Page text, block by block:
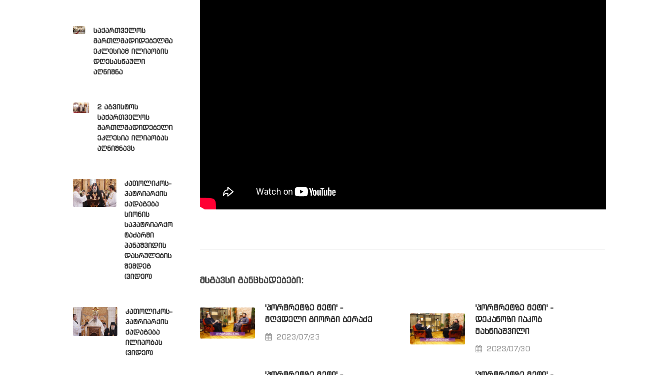
მსგავსი განცხადებები:
'ᲞᲝᲠᲢᲠᲔᲢᲖᲔ ᲛᲔᲢᲘ' -
ᲛᲦᲕᲓᲔᲚᲘ ᲒᲘᲝᲠᲒᲘ ᲑᲔᲠᲐᲫᲔ
2023/07/23
'ᲞᲝᲠᲢᲠᲔᲢᲖᲔ ᲛᲔᲢᲘ' -
ᲓᲔᲙᲐᲜᲝᲖᲘ ᲘᲐᲙᲝᲑ
ᲛᲐᲮᲜᲘᲐᲨᲕᲘᲚᲘ
2023/07/30
საქართველოს
მართლმადიდებელმა
ეკლესიამ ილიაობის
დღესასწაული
აღნიშნა
2 აგვისტოს
საქართველოს
მართლმადიდებელი
ეკლესია ილიაობას
აღნიშნავს
კათოლიკოს-
პატრიარქის
ქადაგება
სიონის
საპატრიარქო
ტაძარში
პანაშვიდის
დასრულების
შემდეგ
(ვიდეო)
კათოლიკოს-
პატრიარქის
ქადაგება
ილიაობას
(ვიდეო)